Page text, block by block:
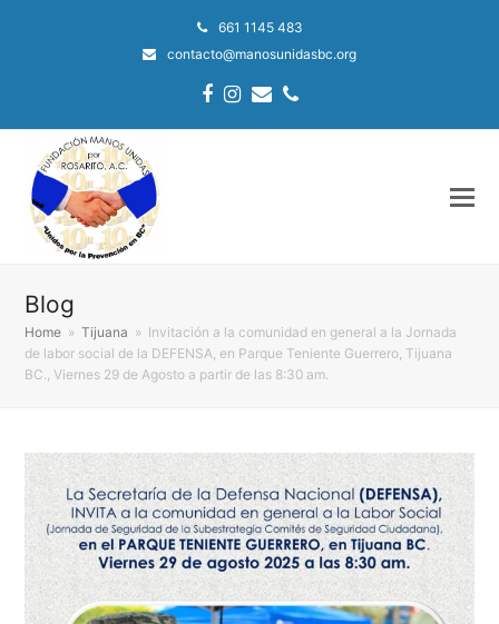
661 1145 483
contacto@manosunidasbc.org
Facebook
Instagram
EmailPhone
Blog
Home » Tijuana » Invitación a la comunidad en general a la Jornada
de labor social de la DEFENSA, en Parque Teniente Guerrero, Tijuana
BC., Viernes 29 de Agosto a partir de las 8:30 am.